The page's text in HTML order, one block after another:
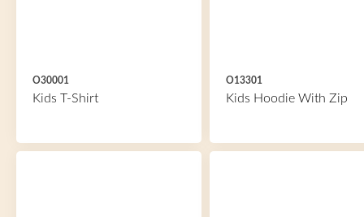
O30001
Kids T-Shirt
O13301
Kids Hoodie With Zip